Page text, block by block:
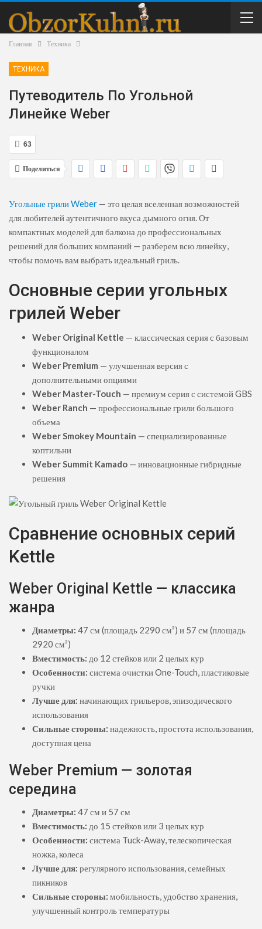
Главная Техника
ТЕХНИКА
Путеводитель По Угольной
Линейке Weber
63
Поделиться
Угольные грили Weber — это целая вселенная возможностей
для любителей аутентичного вкуса дымного огня. От
компактных моделей для балкона до профессиональных
решений для больших компаний — разберем всю линейку,
чтобы помочь вам выбрать идеальный гриль.
Основные серии угольных
грилей Weber
Weber Original Kettle — классическая серия с базовым
функционалом
Weber Premium — улучшенная версия с
дополнительными опциями
Weber Master-Touch — премиум серия с системой GBS
Weber Ranch — профессиональные грили большого
объема
Weber Smokey Mountain — специализированные
коптильни
Weber Summit Kamado — инновационные гибридные
решения
Сравнение основных серий
Kettle
Weber Original Kettle — классика
жанра
Диаметры: 47 см (площадь 2290 см²) и 57 см (площадь
2920 см²)
Вместимость: до 12 стейков или 2 целых кур
Особенности: система очистки One-Touch, пластиковые
ручки
Лучше для: начинающих грильеров, эпизодического
использования
Сильные стороны: надежность, простота использования,
доступная цена
Weber Premium — золотая
середина
Диаметры: 47 см и 57 см
Вместимость: до 15 стейков или 3 целых кур
Особенности: система Tuck-Away, телескопическая
ножка, колеса
Лучше для: регулярного использования, семейных
пикников
Сильные стороны: мобильность, удобство хранения,
улучшенный контроль температуры